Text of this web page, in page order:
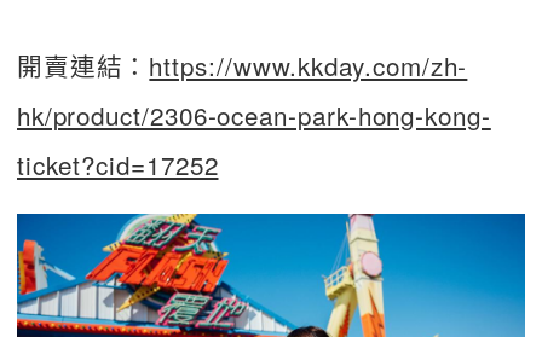
開賣連結： https://www.kkday.com/zh-
hk/product/2306-ocean-park-hong-kong-
ticket?cid=17252